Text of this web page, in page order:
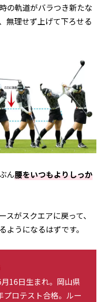
の軌道がバラつき新たな
無理せず上げて下ろせる
ん腰をいつもよりしっか
がスクエアに戻って、
うになるはずです。
16日生まれ。岡山県
プロテスト合格。ルー